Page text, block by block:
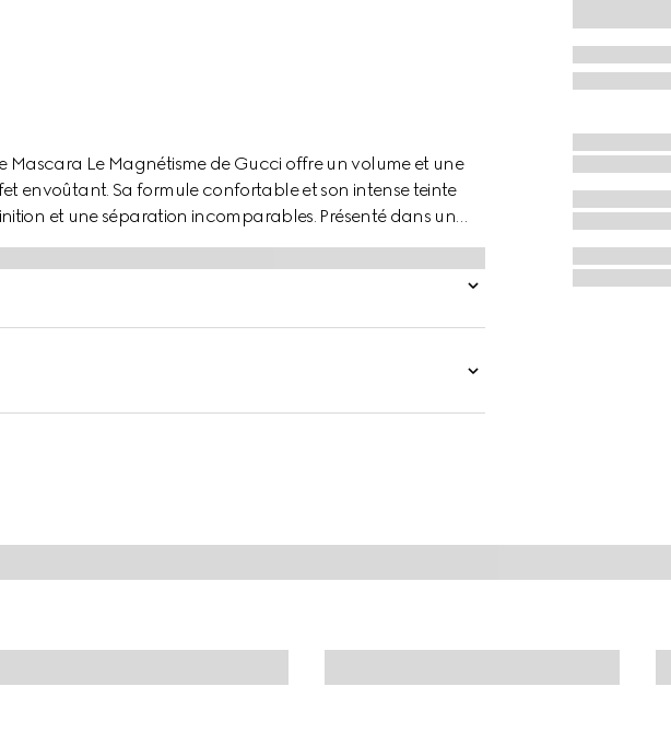
Mascara Le Magnétisme de Gucci offre un volume et une
envoûtant. Sa formule confortable et son intense teinte
et une séparation incomparables. Présenté dans un
dorée, ce mascara orné du logo Gucci doré est un